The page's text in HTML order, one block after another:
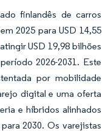
finlandês de carros
2025 para USD 14,55
USD 19,98 bilhões
2026-2031. Este
por mobilidade
digital e uma oferta
e híbridos alinhados
2030. Os varejistas